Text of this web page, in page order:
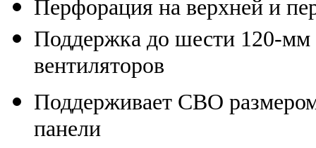
Перфорация на верхней и
Поддержка до шести 120-
вентиляторов
Поддерживает СВО
панели